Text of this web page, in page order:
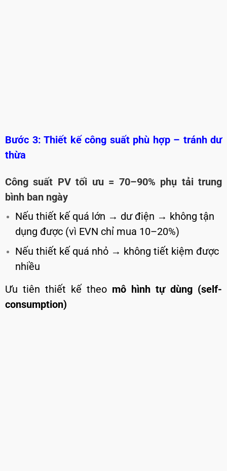
Bước 3: Thiết kế công suất phù hợp – tránh dư
thừa
Công suất PV tối ưu = 70–90% phụ tải trung
bình ban ngày
Nếu thiết kế quá lớn → dư điện → không tận
dụng được (vì EVN chỉ mua 10–20%)
Nếu thiết kế quá nhỏ → không tiết kiệm được
nhiều
Ưu tiên thiết kế theo mô hình tự dùng (self-
consumption)